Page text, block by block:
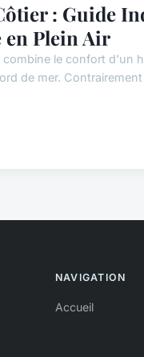
: Guide
Plein Air
le confort d'un
de mer.
NAVIGATION
Accueil